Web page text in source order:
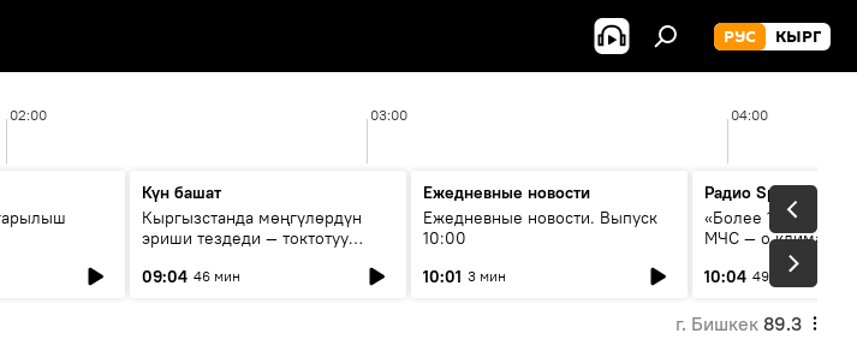
РУС КЫРГ
02:00 03:00 04:00
Күн башат
Кыргызстанда мөңгүлөрдүн
эриши тездеди — токтотуу
09:04 46 мин
Ежедневные новости
Ежедневные новости. Выпуск
10:00
10:01 3 мин
Радио Sputnik
«Более 1200 сёл в
МЧС — о климате,
системе
населения
10:04 49 мин
г. Бишкек 89.3